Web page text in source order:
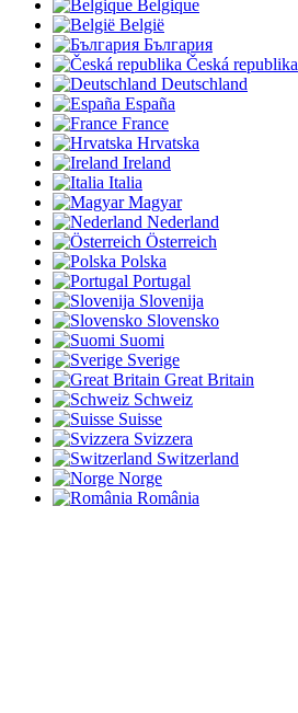
Belgique
België
България
Česká republika
Deutschland
España
France
Hrvatska
Ireland
Italia
Magyar
Nederland
Österreich
Polska
Portugal
Slovenija
Slovensko
Suomi
Sverige
Great Britain
Schweiz
Suisse
Svizzera
Switzerland
Norge
România